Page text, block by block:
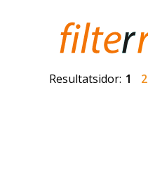
Resultatsidor: 1 2